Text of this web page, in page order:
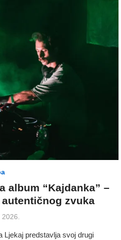
album “Kajdanka” –
zvuka
2026.
Ljekaj predstavlja svoj drugi